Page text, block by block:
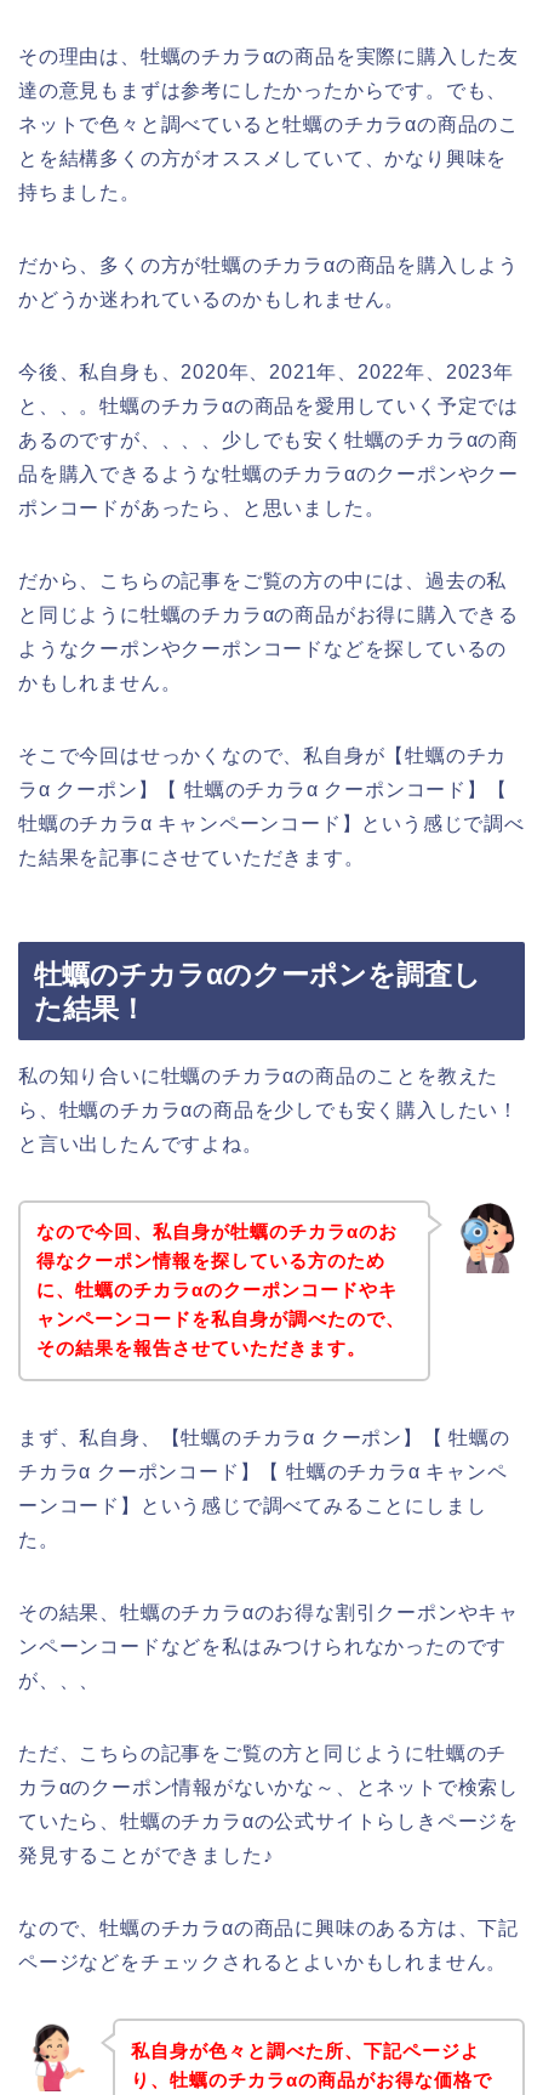
その理由は、牡蠣のチカラαの商品を実際に購入した友
達の意見もまずは参考にしたかったからです。でも、
ネットで色々と調べていると牡蠣のチカラαの商品のこ
とを結構多くの方がオススメしていて、かなり興味を
持ちました。
だから、多くの方が牡蠣のチカラαの商品を購入しよう
かどうか迷われているのかもしれません。
今後、私自身も、2020年、2021年、2022年、2023年
と、、。牡蠣のチカラαの商品を愛用していく予定では
あるのですが、、、、少しでも安く牡蠣のチカラαの商
品を購入できるような牡蠣のチカラαのクーポンやクー
ポンコードがあったら、と思いました。
だから、こちらの記事をご覧の方の中には、過去の私
と同じように牡蠣のチカラαの商品がお得に購入できる
ようなクーポンやクーポンコードなどを探しているの
かもしれません。
そこで今回はせっかくなので、私自身が【牡蠣のチカ
ラα クーポン】【 牡蠣のチカラα クーポンコード】【
牡蠣のチカラα キャンペーンコード】という感じで調べ
た結果を記事にさせていただきます。
牡蠣のチカラαのクーポンを調査し
た結果！
私の知り合いに牡蠣のチカラαの商品のことを教えた
ら、牡蠣のチカラαの商品を少しでも安く購入したい！
と言い出したんですよね。
なので今回、私自身が牡蠣のチカラαのお
得なクーポン情報を探している方のため
に、牡蠣のチカラαのクーポンコードやキ
ャンペーンコードを私自身が調べたので、
その結果を報告させていただきます。
まず、私自身、【牡蠣のチカラα クーポン】【 牡蠣の
チカラα クーポンコード】【 牡蠣のチカラα キャンペ
ーンコード】という感じで調べてみることにしまし
た。
その結果、牡蠣のチカラαのお得な割引クーポンやキャ
ンペーンコードなどを私はみつけられなかったのです
が、、、
ただ、こちらの記事をご覧の方と同じように牡蠣のチ
カラαのクーポン情報がないかな～、とネットで検索し
ていたら、牡蠣のチカラαの公式サイトらしきページを
発見することができました♪
なので、牡蠣のチカラαの商品に興味のある方は、下記
ページなどをチェックされるとよいかもしれません。
私自身が色々と調べた所、下記ページよ
り、牡蠣のチカラαの商品がお得な価格で